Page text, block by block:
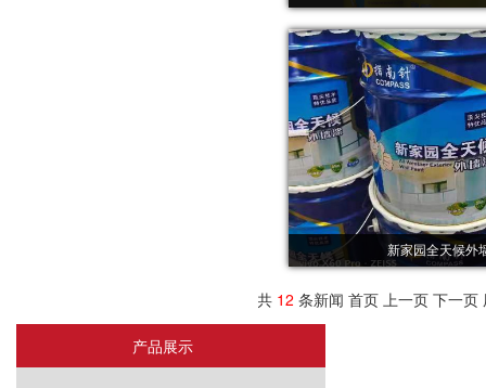
新家园全天候外
共 12条新闻 首页 上一页 下一页
产品展示